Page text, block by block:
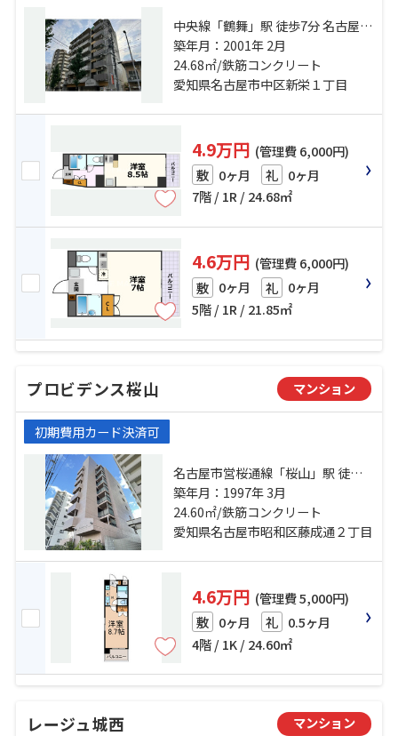
中央線「鶴舞」駅 徒歩7分 名古屋市
営鶴舞線「鶴舞」駅 徒歩8分 名古屋
市営名城線「矢場町」駅 徒歩13分
築年月：2001年 2月
24.68㎡/鉄筋コンクリート
愛知県名古屋市中区新栄１丁目
4.9万円 (管理費 6,000円)
敷 0ヶ月 礼 0ヶ月
7階 / 1R / 24.68㎡
4.6万円 (管理費 6,000円)
敷 0ヶ月 礼 0ヶ月
5階 / 1R / 21.85㎡
プロビデンス桜山 マンション
初期費用カード決済可
名古屋市営桜通線「桜山」駅 徒歩8
分 名古屋市営鶴舞線「御器所」
駅 徒歩17分 名古屋市営桜通線「御
器所」駅 徒歩17分
築年月：1997年 3月
24.60㎡/鉄筋コンクリート
愛知県名古屋市昭和区藤成通２丁目
4.6万円 (管理費 5,000円)
敷 0ヶ月 礼 0.5ヶ月
4階 / 1K / 24.60㎡
レージュ城西 マンション